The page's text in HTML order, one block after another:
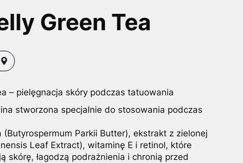
Green Tea
– pielęgnacja skóry podczas tatuowania
stworzona specjalnie do stosowania podczas
(Butyrospermum Parkii Butter), ekstrakt z zielonej
Leaf Extract), witaminę E i retinol, które
skórę, łagodzą podrażnienia i chronią przed